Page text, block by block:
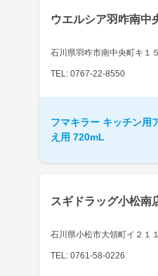
ウエルシア羽咋南中
石川県羽咋市南中央町キ１
TEL: 0767-22-8550
フマキラー キッチン用
え用 720mL
スギドラッグ小松南
石川県小松市大領町イ２１
TEL: 0761-58-0226